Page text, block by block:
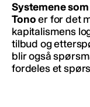
Systemene
Tonoer for det
kapitalismens
tilbud og
blir også
fordeles et